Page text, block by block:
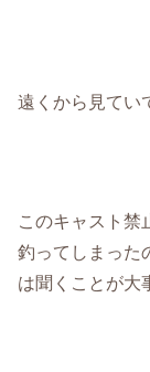
遠くから見てい
このキャスト禁
釣ってしまった
は聞くことが大